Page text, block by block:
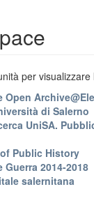
per visualizzare
di Salerno
UniSA.
Public History
2014-2018
salernitana